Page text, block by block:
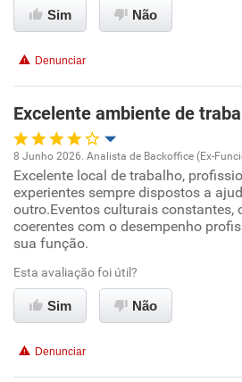
Benefícios
Não recomenda esta empresa
Sim Não
Denunciar
Excelente ambiente de
Oportunidade de promoção
Ambiente de trabalho
Conciliação com a vida familiar
Benefícios
Recomenda esta empresa
8 Junho 2026. Analista de Backoffice (Ex-
Excelente local de trabalho,
experientes sempre dispostos a
outro.Eventos culturais constantes,
coerentes com o desempenho
sua função.
Esta avaliação foi útil?
Sim Não
Denunciar